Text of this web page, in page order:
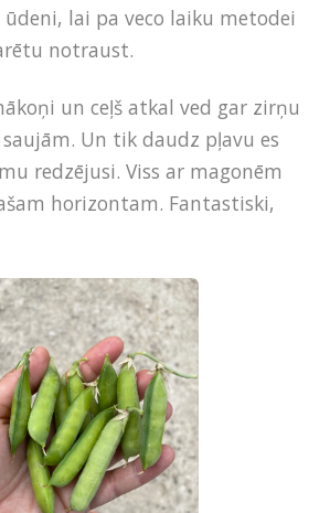
lai pa veco laiku metodei
notraust.
un ceļš atkal ved gar zirņu
saujām. Un tik daudz pļavu es
redzējusi. Viss ar magonēm
horizontam. Fantastiski,